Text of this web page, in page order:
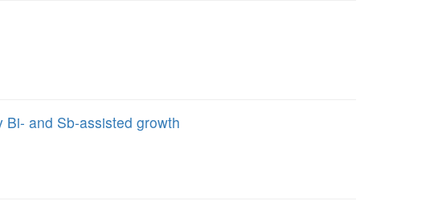
and Sb-assisted growth